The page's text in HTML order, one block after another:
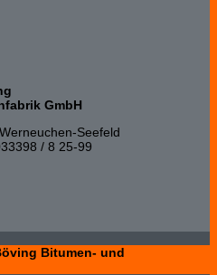
GmbH
Seefeld
/ 8 25-99
Bitumen- und